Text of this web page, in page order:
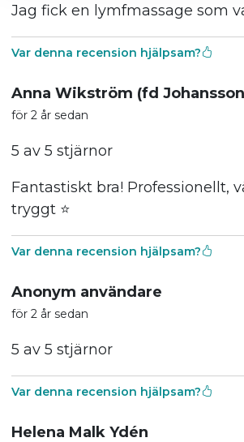
Jag fick en lymfmassage som
Var denna recension hjälpsam?
Anna Wikström (fd
för 2 år sedan
5 av 5 stjärnor
Fantastiskt bra! Professionellt,
tryggt ⭐️
Var denna recension hjälpsam?
Anonym användare
för 2 år sedan
5 av 5 stjärnor
Var denna recension hjälpsam?
Helena Malk Ydén